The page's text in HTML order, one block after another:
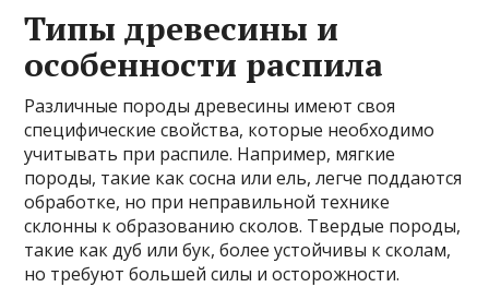
Типы древесины и
особенности распила
Различные породы древесины имеют своя
специфические свойства, которые необходимо
учитывать при распиле. Например, мягкие
породы, такие как сосна или ель, легче поддаются
обработке, но при неправильной технике
склонны к образованию сколов. Твердые породы,
такие как дуб или бук, более устойчивы к сколам,
но требуют большей силы и осторожности.